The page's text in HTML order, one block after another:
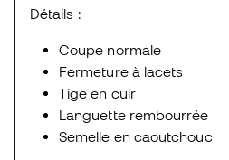
Détails :
Coupe normale
Fermeture à lacets
Tige en cuir
Languette rembourrée
Semelle en caoutchouc